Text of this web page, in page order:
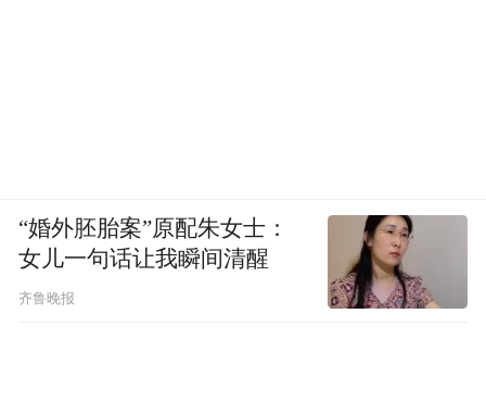
“婚外胚胎案”原配朱女士：
女儿一句话让我瞬间清醒
齐鲁晚报